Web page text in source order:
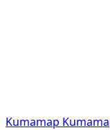
Kumamap